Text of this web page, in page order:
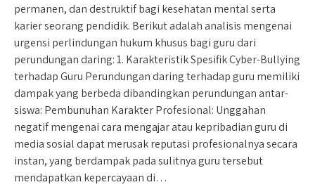
permanen, dan destruktif bagi kesehatan mental serta
karier seorang pendidik. Berikut adalah analisis mengenai
urgensi perlindungan hukum khusus bagi guru dari
perundungan daring: 1. Karakteristik Spesifik Cyber-Bullying
terhadap Guru Perundungan daring terhadap guru memiliki
dampak yang berbeda dibandingkan perundungan antar-
siswa: Pembunuhan Karakter Profesional: Unggahan
negatif mengenai cara mengajar atau kepribadian guru di
media sosial dapat merusak reputasi profesionalnya secara
instan, yang berdampak pada sulitnya guru tersebut
mendapatkan kepercayaan di…